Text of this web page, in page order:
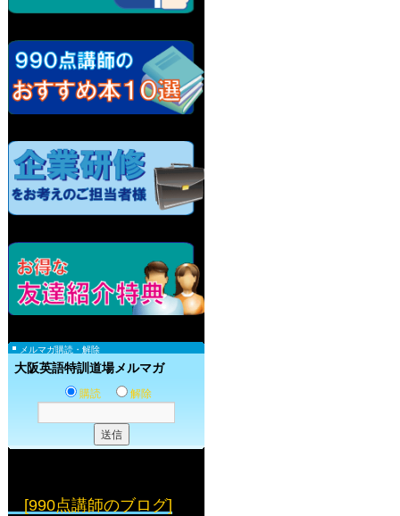
メルマガ購読・解除
大阪英語特訓道場メルマガ
購読 解除
[990点講師のブログ]